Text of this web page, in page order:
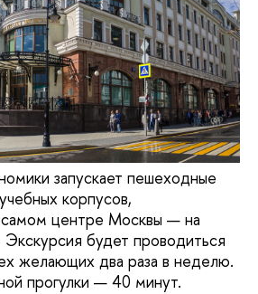
запускает пешеходные
корпусов,
центре Москвы — на
будет проводиться
желающих два раза в неделю.
прогулки — 40 минут.